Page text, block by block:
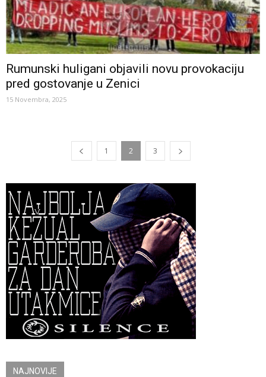
Rumunski huligani objavili novu provokaciju
pred gostovanje u Zenici
15 Novembra, 2025
1 2 3
NAJNOVIJE